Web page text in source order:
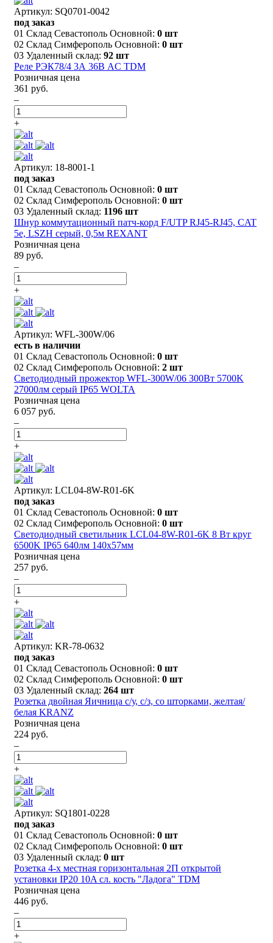
Артикул: SQ0701-0042
под заказ
01 Склад Севастополь Основной: 0 шт
02 Склад Симферополь Основной: 0 шт
03 Удаленный склад: 92 шт
Реле РЭК78/4 3А 36В AC TDM
Розничная цена
361 руб.
–
+
Артикул: 18-8001-1
под заказ
01 Склад Севастополь Основной: 0 шт
02 Склад Симферополь Основной: 0 шт
03 Удаленный склад: 1196 шт
Шнур коммутационный патч-корд F/UTP RJ45-RJ45, CAT
5e, LSZH серый, 0,5м REXANT
Розничная цена
89 руб.
–
+
Артикул: WFL-300W/06
есть в наличии
01 Склад Севастополь Основной: 0 шт
02 Склад Симферополь Основной: 2 шт
Светодиодный прожектор WFL-300W/06 300Вт 5700K
27000лм серый IP65 WOLTA
Розничная цена
6 057 руб.
–
+
Артикул: LCL04-8W-R01-6K
под заказ
01 Склад Севастополь Основной: 0 шт
02 Склад Симферополь Основной: 0 шт
Светодиодный светильник LCL04-8W-R01-6K 8 Вт круг
6500K IP65 640лм 140x57мм
Розничная цена
257 руб.
–
+
Артикул: KR-78-0632
под заказ
01 Склад Севастополь Основной: 0 шт
02 Склад Симферополь Основной: 0 шт
03 Удаленный склад: 264 шт
Розетка двойная Яичница с/у, с/з, со шторками, желтая/
белая KRANZ
Розничная цена
224 руб.
–
+
Артикул: SQ1801-0228
под заказ
01 Склад Севастополь Основной: 0 шт
02 Склад Симферополь Основной: 0 шт
03 Удаленный склад: 0 шт
Розетка 4-х местная горизонтальная 2П открытой
установки IP20 10A сл. кость "Ладога" TDM
Розничная цена
446 руб.
–
+